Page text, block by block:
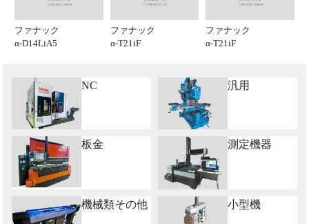
ファナック
α-D14LiA5
ファナック
α-T21iF
ファナック
α-T21iF
NC 汎用
板金 測定機器
機械類その他 小型機